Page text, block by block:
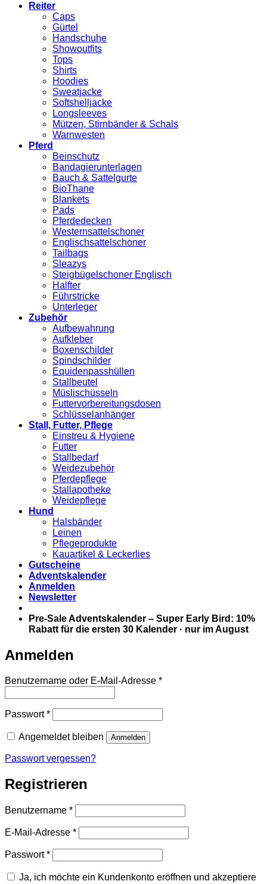
Reiter
Caps
Gürtel
Handschuhe
Showoutfits
Tops
Shirts
Hoodies
Sweatjacke
Softshelljacke
Longsleeves
Mützen, Stirnbänder & Schals
Warnwesten
Pferd
Beinschutz
Bandagierunterlagen
Bauch & Sattelgurte
BioThane
Blankets
Pads
Pferdedecken
Westernsattelschoner
Englischsattelschoner
Tailbags
Sleazys
Steigbügelschoner Englisch
Halfter
Führstricke
Unterleger
Zubehör
Aufbewahrung
Aufkleber
Boxenschilder
Spindschilder
Equidenpasshüllen
Stallbeutel
Müslischüsseln
Futtervorbereitungsdosen
Schlüsselanhänger
Stall, Futter, Pflege
Einstreu & Hygiene
Futter
Stallbedarf
Weidezubehör
Pferdepflege
Stallapotheke
Weidepflege
Hund
Halsbänder
Leinen
Pflegeprodukte
Kauartikel & Leckerlies
Gutscheine
Adventskalender
Anmelden
Newsletter
Pre-Sale Adventskalender – Super Early Bird: 10%
Rabatt für die ersten 30 Kalender · nur im August
Anmelden
Benutzername oder E-Mail-Adresse *Erforderlich
Passwort*Erforderlich
Angemeldet bleiben Anmelden
Passwort vergessen?
Registrieren
Benutzername *Erforderlich
E-Mail-Adresse *Erforderlich
Passwort*Erforderlich
Ja, ich möchte ein Kundenkonto eröffnen und akzeptiere